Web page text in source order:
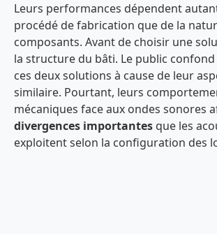
Leurs performances dépendent
procédé de fabrication que de la
composants. Avant de choisir une
la structure du bâti. Le public
ces deux solutions à cause de leur
similaire. Pourtant, leurs
mécaniques face aux ondes sonores
divergences importantes que les
exploitent selon la configuration des